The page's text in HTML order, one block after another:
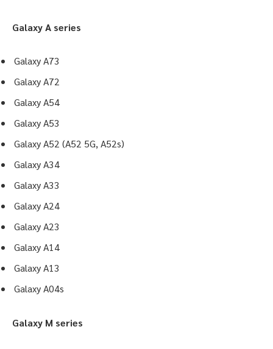
Galaxy A series
Galaxy A73
Galaxy A72
Galaxy A54
Galaxy A53
Galaxy A52 (A52 5G, A52s)
Galaxy A34
Galaxy A33
Galaxy A24
Galaxy A23
Galaxy A14
Galaxy A13
Galaxy A04s
Galaxy M series